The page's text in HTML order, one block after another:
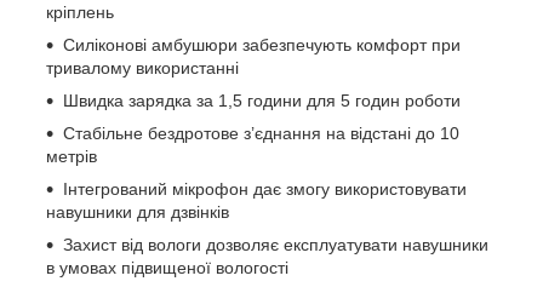
кріплень
Силіконові амбушюри забезпечують комфорт при
тривалому використанні
Швидка зарядка за 1,5 години для 5 годин роботи
Стабільне бездротове з’єднання на відстані до 10
метрів
Інтегрований мікрофон дає змогу використовувати
навушники для дзвінків
Захист від вологи дозволяє експлуатувати навушники
в умовах підвищеної вологості